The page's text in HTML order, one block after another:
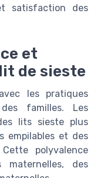
satisfaction des
et
de sieste
les pratiques
familles. Les
lits sieste plus
empilables et des
polyvalence
maternelles, des